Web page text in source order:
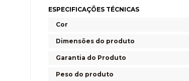
ESPECIFICAÇÕES TÉCNICAS
Cor
Dimensões do produto
Garantia do Produto
Peso do produto